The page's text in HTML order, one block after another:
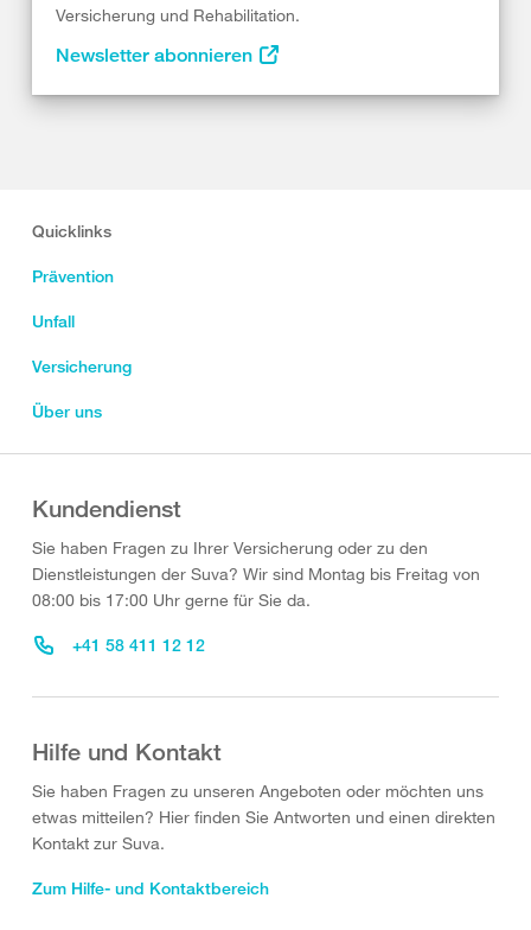
Versicherung und Rehabilitation.
Newsletter abonnieren
Quicklinks
Prävention
Unfall
Versicherung
Über uns
Kundendienst
Sie haben Fragen zu Ihrer Versicherung oder zu den
Dienstleistungen der Suva? Wir sind Montag bis Freitag von
08:00 bis 17:00 Uhr gerne für Sie da.
+41 58 411 12 12
Hilfe und Kontakt
Sie haben Fragen zu unseren Angeboten oder möchten uns
etwas mitteilen? Hier finden Sie Antworten und einen direkten
Kontakt zur Suva.
Zum Hilfe- und Kontaktbereich